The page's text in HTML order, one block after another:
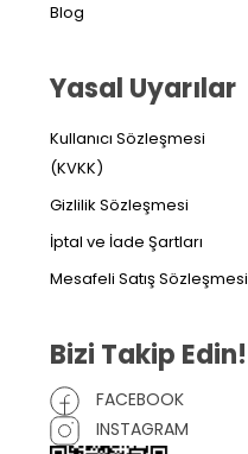
Blog
Yasal Uyarılar
Kullanıcı Sözleşmesi
(KVKK)
Gizlilik Sözleşmesi
İptal ve İade Şartları
Mesafeli Satış Sözleşmesi
Bizi Takip Edin!
FACEBOOK
INSTAGRAM